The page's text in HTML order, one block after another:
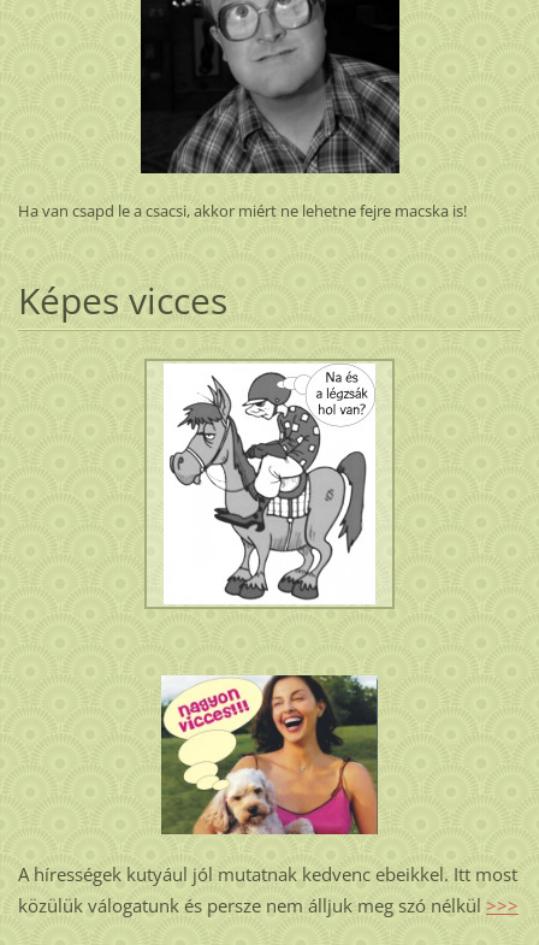
Ha van csapd le a csacsi, akkor miért ne lehetne fejre macska is!
Képes vicces
A hírességek kutyául jól mutatnak kedvenc ebeikkel. Itt most
közülük válogatunk és persze nem álljuk meg szó nélkül >>>